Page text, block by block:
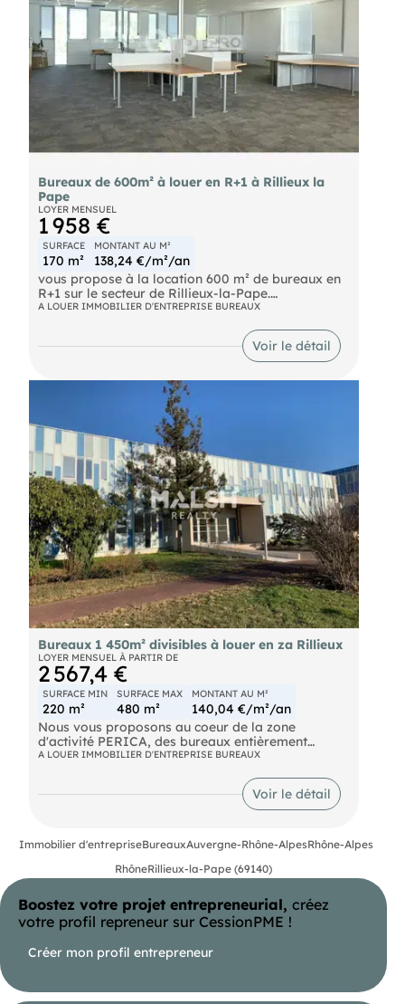
SNCF Gare de SATHONAY à 10 min Bus Bus TCL
lignes C2, 9, 33, 77 et Zi4
Bureaux de 600m² à louer en R+1 à Rillieux la
Pape
LOYER MENSUEL
1 958 €
SURFACE
170 m²
MONTANT AU M²
138,24 €/m²/an
vous propose à la location 600 m² de bureaux en
R+1 sur le secteur de Rillieux-la-Pape.
Situé dans un parc agréable, des espaces verts
Nous restons à disposition pour plus
- Loyer annuel : 23500 € HTHC
- Charges annuelles : 8750 €
- Honoraires : 15% HT (soit 3 525,00 € HT)
A LOUER IMMOBILIER D'ENTREPRISE BUREAUX
Voir le détail
Bureaux 1 450m² divisibles à louer en za Rillieux
LOYER MENSUEL À PARTIR DE
2 567,4 €
SURFACE MIN
220 m²
SURFACE MAX
480 m²
MONTANT AU M²
140,04 €/m²/an
Nous vous proposons au coeur de la zone
d'activité PERICA, des bureaux entièrement
restructurés, prêts à l'emploi. Les locaux sont
prestations, parkings disponibles, normes PMR.
RILLIEUX - Bureaux à partir de 200 m² - A LOUER
ne d'activité PERICA, des bureaux entièrement
aménagés. Belles prestations, parkings
SNCF Sathonay-Rillieux (SNCF) Bus ZI4 -
A LOUER IMMOBILIER D'ENTREPRISE BUREAUX
Voir le détail
Immobilier d'entrepriseBureauxAuvergne-Rhône-AlpesRhône-Alpes
RhôneRillieux-la-Pape (69140)
Boostez votre projet entrepreneurial, créez
votre profil repreneur sur CessionPME !
Créer mon profil entrepreneur